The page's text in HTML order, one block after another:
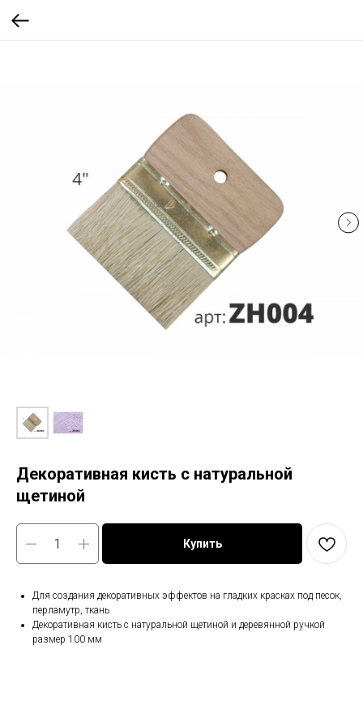
Декоративная кисть с натуральной
щетиной
Купить
Для создания декоративных эффектов на гладких красках под песок,
перламутр, ткань
Декоративная кисть с натуральной щетиной и деревянной ручкой
размер 100 мм